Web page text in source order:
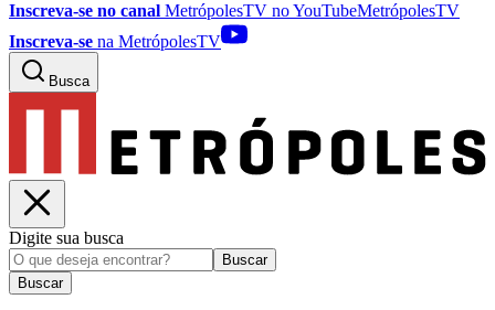
Inscreva-se no canal MetrópolesTV noYouTubeMetrópolesTV
Inscreva-se na MetrópolesTV
Busca
Digite sua busca
Buscar
Buscar